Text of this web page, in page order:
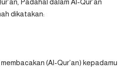
Padahal dalam Al-Qur’an
dikatakan:
(Al-Qur’an) kepadamu